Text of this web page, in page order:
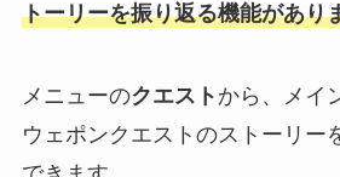
トーリーを振り返る機能があり
メニューのクエスト から、メイ
ウェポンクエストのストーリー